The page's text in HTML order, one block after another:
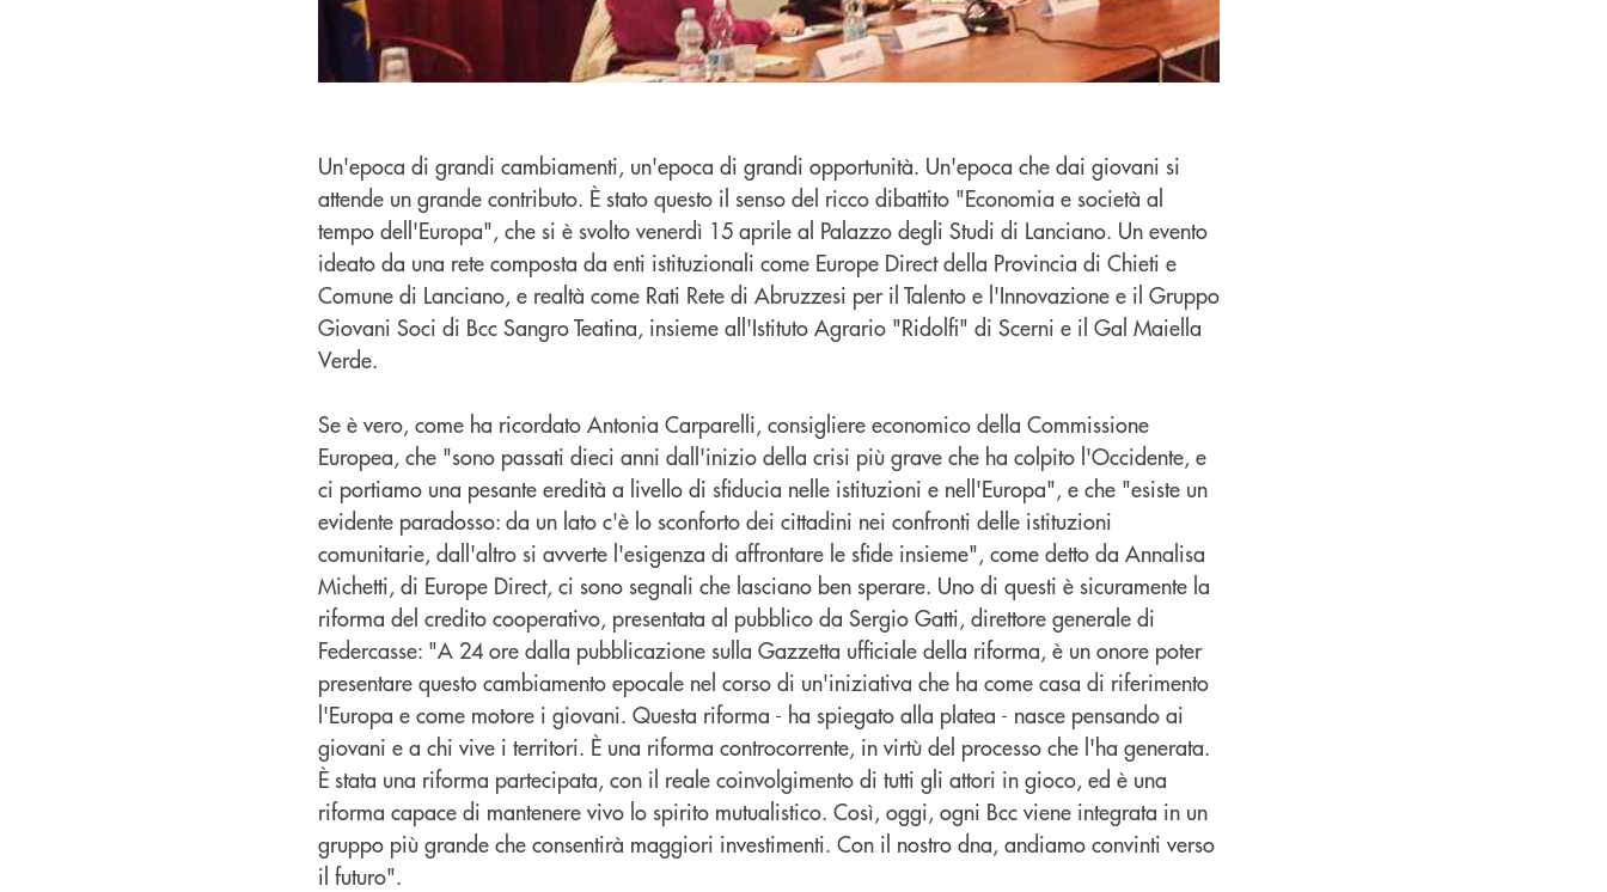
Un'epoca di grandi cambiamenti, un'epoca di grandi opportunità. Un'epoca che dai giovani si
attende un grande contributo. È stato questo il senso del ricco dibattito "Economia e società al
tempo dell'Europa", che si è svolto venerdì 15 aprile al Palazzo degli Studi di Lanciano. Un evento
ideato da una rete composta da enti istituzionali come Europe Direct della Provincia di Chieti e
Comune di Lanciano, e realtà come Rati Rete di Abruzzesi per il Talento e l'Innovazione e il Gruppo
Giovani Soci di Bcc Sangro Teatina, insieme all'Istituto Agrario "Ridolfi" di Scerni e il Gal Maiella
Verde.
Se è vero, come ha ricordato Antonia Carparelli, consigliere economico della Commissione
Europea, che "sono passati dieci anni dall'inizio della crisi più grave che ha colpito l'Occidente, e
ci portiamo una pesante eredità a livello di sfiducia nelle istituzioni e nell'Europa", e che "esiste un
evidente paradosso: da un lato c'è lo sconforto dei cittadini nei confronti delle istituzioni
comunitarie, dall'altro si avverte l'esigenza di affrontare le sfide insieme", come detto da Annalisa
Michetti, di Europe Direct, ci sono segnali che lasciano ben sperare. Uno di questi è sicuramente la
riforma del credito cooperativo, presentata al pubblico da Sergio Gatti, direttore generale di
Federcasse: "A 24 ore dalla pubblicazione sulla Gazzetta ufficiale della riforma, è un onore poter
presentare questo cambiamento epocale nel corso di un'iniziativa che ha come casa di riferimento
l'Europa e come motore i giovani. Questa riforma - ha spiegato alla platea - nasce pensando ai
giovani e a chi vive i territori. È una riforma controcorrente, in virtù del processo che l'ha generata.
È stata una riforma partecipata, con il reale coinvolgimento di tutti gli attori in gioco, ed è una
riforma capace di mantenere vivo lo spirito mutualistico. Così, oggi, ogni Bcc viene integrata in un
gruppo più grande che consentirà maggiori investimenti. Con il nostro dna, andiamo convinti verso
il futuro".